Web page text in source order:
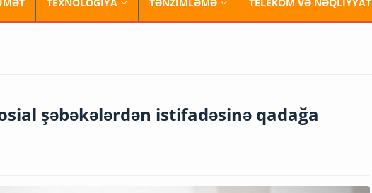
şəbəkələrdən istifadəsinə qadağa